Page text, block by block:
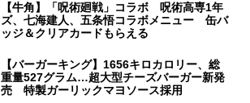
【牛角】「呪術廻戦」コラボ 呪術高専1年
ズ、七海建人、五条悟コラボメニュー 缶バ
ッジ＆クリアカードもらえる
【バーガーキング】1656キロカロリー、総
重量527グラム…超大型チーズバーガー新発
売 特製ガーリックマヨソース採用